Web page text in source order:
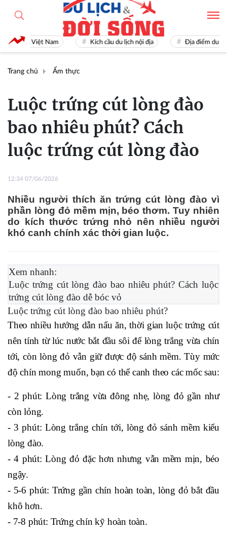
lịch Việt Nam Kích cầu du lịch nội địa Địa điểm du lịch
Trang chủ Ẩm thực
Luộc trứng cút lòng đào
bao nhiêu phút? Cách
luộc trứng cút lòng đào
12:34 07/06/2026
Nhiều người thích ăn trứng cút lòng đào vì
phần lòng đỏ mềm mịn, béo thơm. Tuy nhiên
do kích thước trứng nhỏ nên nhiều người
khó canh chính xác thời gian luộc.
Xem nhanh:
Luộc trứng cút lòng đào bao nhiêu phút? Cách luộc
trứng cút lòng đào dễ bóc vỏ
Luộc trứng cút lòng đào bao nhiêu phút?
Theo nhiều hướng dẫn nấu ăn, thời gian luộc trứng cút
nên tính từ lúc nước bắt đầu sôi để lòng trắng vừa chín
tới, còn lòng đỏ vẫn giữ được độ sánh mềm. Tùy mức
độ chín mong muốn, bạn có thể canh theo các mốc sau:
- 2 phút: Lòng trắng vừa đông nhẹ, lòng đỏ gần như
còn lỏng.
- 3 phút: Lòng trắng chín tới, lòng đỏ sánh mềm kiểu
lòng đào.
- 4 phút: Lòng đỏ đặc hơn nhưng vẫn mềm mịn, béo
ngậy.
- 5-6 phút: Trứng gần chín hoàn toàn, lòng đỏ bắt đầu
khô hơn.
- 7-8 phút: Trứng chín kỹ hoàn toàn.